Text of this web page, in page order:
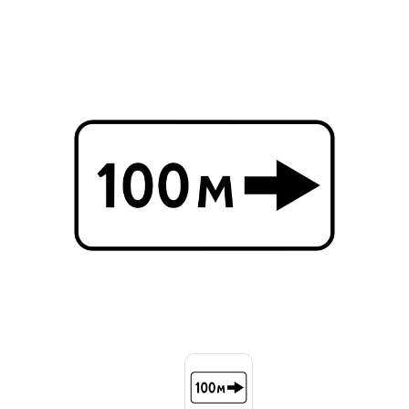
Заградительные светодиодные знаки
Передвижные заградительные знаки
Опоры дорожных знаков (Стойки)
Светодиодные знаки на солнечной